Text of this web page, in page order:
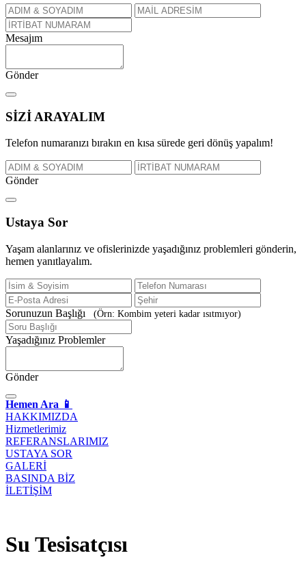
Mesajım
Gönder
SİZİ ARAYALIM
Telefon numaranızı bırakın en kısa sürede geri dönüş yapalım!
Gönder
Ustaya Sor
Yaşam alanlarınız ve ofislerinizde yaşadığınız problemleri gönderin,
hemen yanıtlayalım.
Sorunuzun Başlığı (Örn: Kombim yeteri kadar ısıtmıyor)
Yaşadığınız Problemler
Gönder
Hemen Ara 📱
HAKKIMIZDA
Hizmetlerimiz
REFERANSLARIMIZ
USTAYA SOR
GALERİ
BASINDA BİZ
İLETİŞİM
Su Tesisatçısı